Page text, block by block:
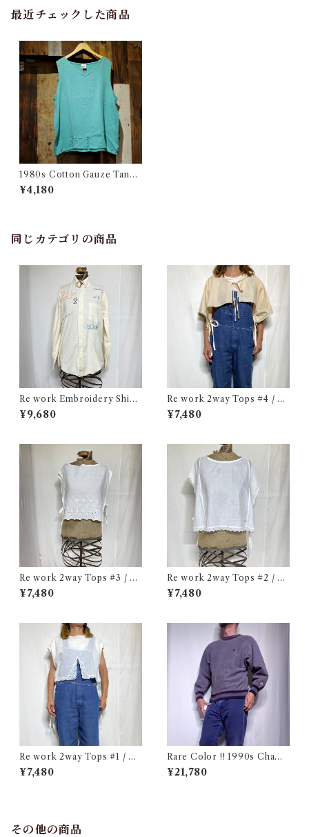
最近チェックした商品
1980s Cotton Gauze Tank t
op / 80年代 コットン タンク
トップ 古着
¥4,180
同じカテゴリの商品
Re work Embroidery Shirt
/ リワーク ハンド刺繍入り シ
ャツ 古着
¥9,680
Re work 2way Tops #4 / リ
ワーク 2way トップス 古着
¥7,480
Re work 2way Tops #3 / リ
ワーク 2way トップス 古着
¥7,480
Re work 2way Tops #2 / リ
ワーク 2way トップス 古着
¥7,480
Re work 2way Tops #1 / リ
ワーク 2way トップス 古着
¥7,480
Rare Color !! 1990s Champ
ion Reverse Weave Charco
al Gray Size M / チャンピオ
¥21,780
その他の商品